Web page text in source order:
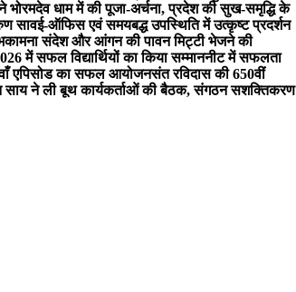
भोरमदेव धाम में की पूजा-अर्चना, प्रदेश की सुख-समृद्धि के
सावई-ऑफिस एवं समयबद्ध उपस्थिति में उत्कृष्ट प्रदर्शन
संदेश और आंगन की पावन मिट्टी भेजने की
में सफल विद्यार्थियों का किया सम्माननीट में सफलता
वाँ एपिसोड का सफल आयोजनसंत रविदास की 650वीं
साय ने ली बूथ कार्यकर्ताओं की बैठक, संगठन सशक्तिकरण